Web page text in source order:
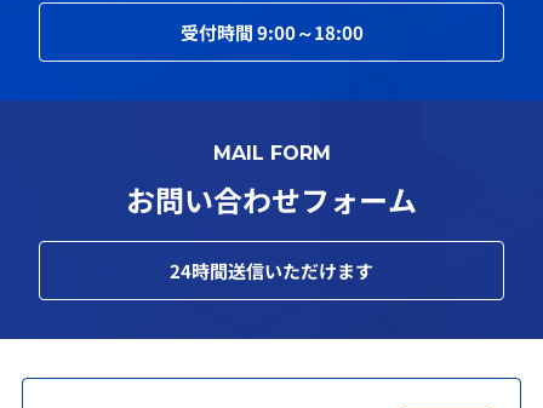
受付時間9:00～18:00
MAIL FORM
お問い合わせフォーム
24時間送信いただけます